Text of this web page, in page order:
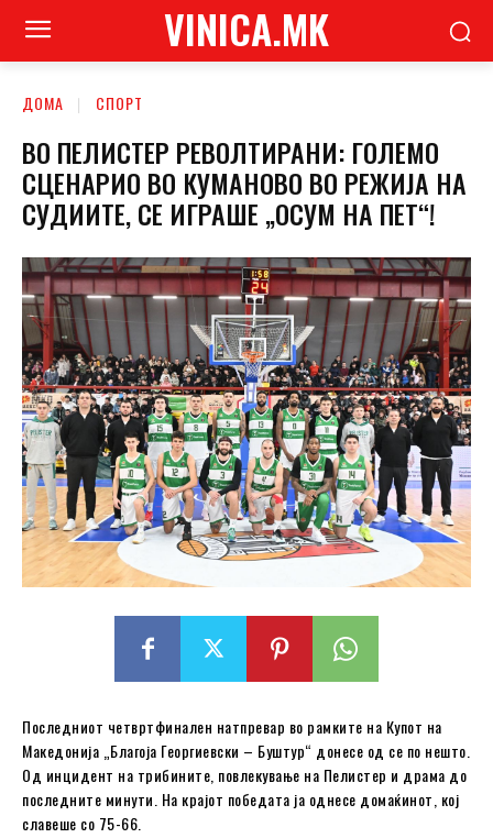
VINICA.MK
ДОМА СПОРТ
ВО ПЕЛИСТЕР РЕВОЛТИРАНИ: ГОЛЕМО
СЦЕНАРИО ВО КУМАНОВО ВО РЕЖИЈА НА
СУДИИТЕ, СЕ ИГРАШЕ „ОСУМ НА ПЕТ“!
Последниот четвртфинален натпревар во рамките на Купот на
Македонија „Благоја Георгиевски – Буштур“ донесе од се по нешто.
Од инцидент на трибините, повлекување на Пелистер и драма до
последните минути. На крајот победата ја однесе домаќинот, кој
славеше со 75-66.